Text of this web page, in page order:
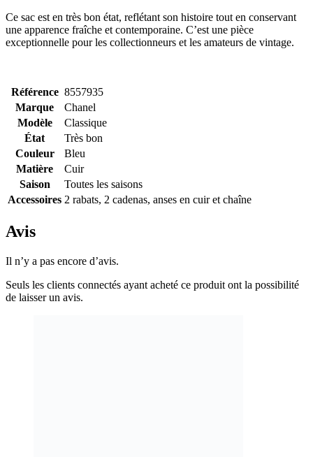
Ce sac est en très bon état, reflétant son histoire tout en conservant
une apparence fraîche et contemporaine. C’est une pièce
exceptionnelle pour les collectionneurs et les amateurs de vintage.
Référence 8557935
Marque
Chanel
Modèle
Classique
État
Très bon
Couleur
Bleu
Matière
Cuir
Saison
Toutes les saisons
Accessoires 2 rabats, 2 cadenas, anses en cuir et chaîne
Avis
Il n’y a pas encore d’avis.
Seuls les clients connectés ayant acheté ce produit ont la possibilité
de laisser un avis.